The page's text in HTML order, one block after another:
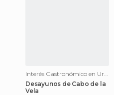
Interés Gastronómico en Uribia
Desayunos de Cabo de la
Vela